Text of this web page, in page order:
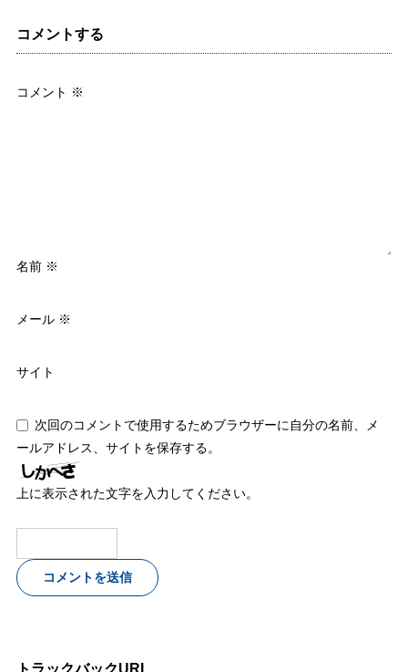
コメントする
コメント ※
名前 ※
メール ※
サイト
次回のコメントで使用するためブラウザーに自分の名前、メ
ールアドレス、サイトを保存する。
上に表示された文字を入力してください。
トラックバックURL